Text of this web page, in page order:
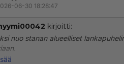
06-30 18:28:47
kirjoitti:
nuo stanan alueelliset